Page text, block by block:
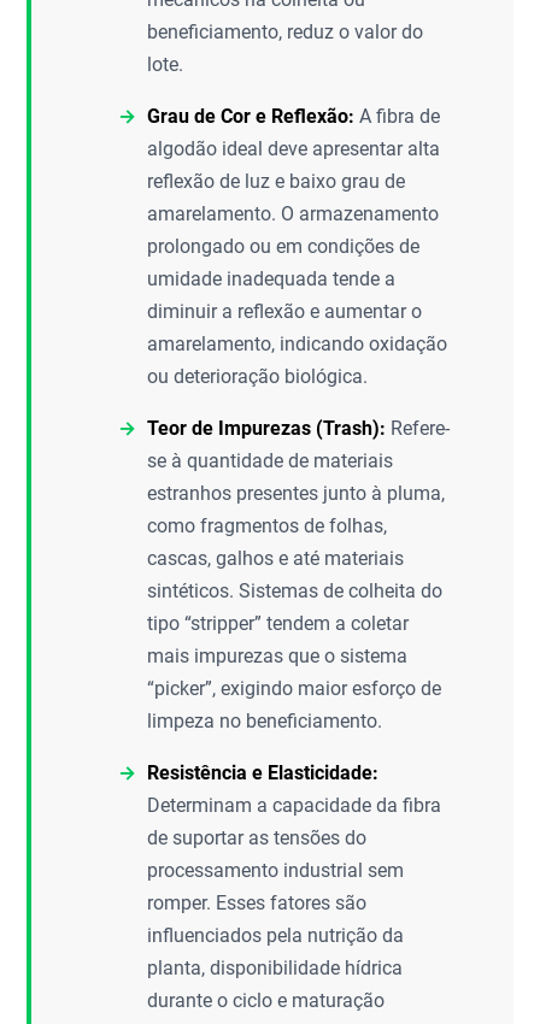
beneficiamento, reduz o valor do
lote.
Grau de Cor e Reflexão: A fibra de
algodão ideal deve apresentar alta
reflexão de luz e baixo grau de
amarelamento. O armazenamento
prolongado ou em condições de
umidade inadequada tende a
diminuir a reflexão e aumentar o
amarelamento, indicando oxidação
ou deterioração biológica.
Teor de Impurezas (Trash): Refere-
se à quantidade de materiais
estranhos presentes junto à pluma,
como fragmentos de folhas,
cascas, galhos e até materiais
sintéticos. Sistemas de colheita do
tipo “stripper” tendem a coletar
mais impurezas que o sistema
“picker”, exigindo maior esforço de
limpeza no beneficiamento.
Resistência e Elasticidade:
Determinam a capacidade da fibra
de suportar as tensões do
processamento industrial sem
romper. Esses fatores são
influenciados pela nutrição da
planta, disponibilidade hídrica
durante o ciclo e maturação